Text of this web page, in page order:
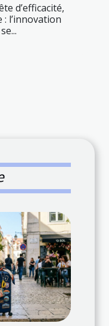
d’efficacité,
l’innovation